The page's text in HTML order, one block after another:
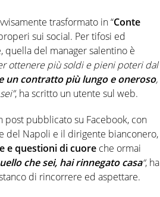
trasformato in “Conte
sui social. Per tifosi ed
quella del manager salentino è
ottenere più soldi e pieni poteri dal
un contratto più lungo e oneroso,
, ha scritto un utente sul web.
post pubblicato su Facebook, con
del Napoli e il dirigente bianconero,
e questioni di cuore che ormai
che sei, hai rinnegato casa“, ha
di rincorrere ed aspettare.